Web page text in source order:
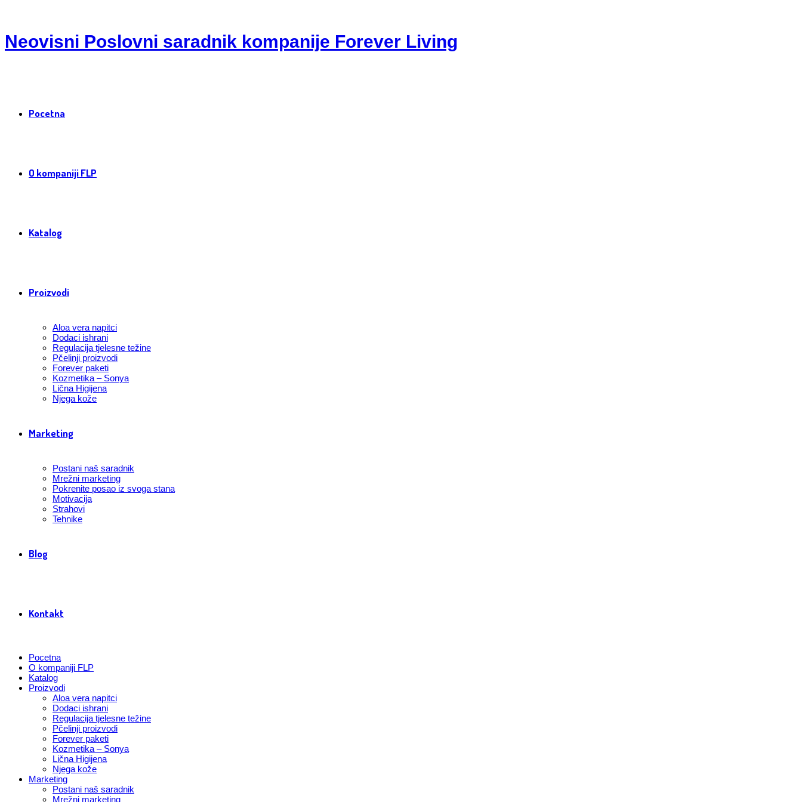
Neovisni Poslovni saradnik kompanije Forever Living
Pocetna
O kompaniji FLP
Katalog
Proizvodi
Aloa vera napitci
Dodaci ishrani
Regulacija tjelesne težine
Pčelinji proizvodi
Forever paketi
Kozmetika – Sonya
Lična Higijena
Njega kože
Marketing
Postani naš saradnik
Mrežni marketing
Pokrenite posao iz svoga stana
Motivacija
Strahovi
Tehnike
Blog
Kontakt
Pocetna
O kompaniji FLP
Katalog
Proizvodi
Aloa vera napitci
Dodaci ishrani
Regulacija tjelesne težine
Pčelinji proizvodi
Forever paketi
Kozmetika – Sonya
Lična Higijena
Njega kože
Marketing
Postani naš saradnik
Mrežni marketing